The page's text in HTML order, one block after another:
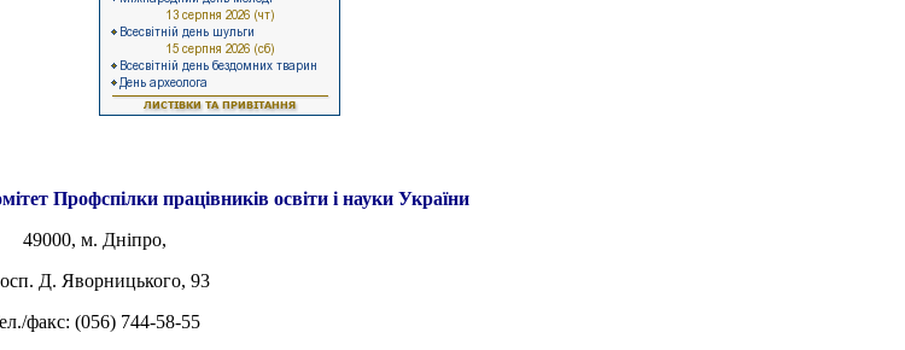
Профспілки працівників освіти і науки України
49000, м. Дніпро,
Д. Яворницького, 93
факс: (056) 744-58-55